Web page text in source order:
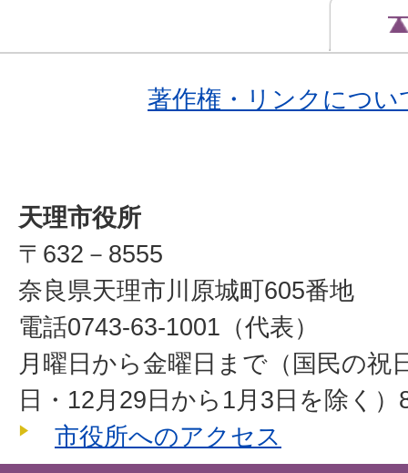
著作権・リンクについ
天理市役所
〒632－8555
奈良県天理市川原城町605番地
電話0743-63-1001（代表）
月曜日から金曜日まで（国民の祝
日・12月29日から1月3日を除く
市役所へのアクセス